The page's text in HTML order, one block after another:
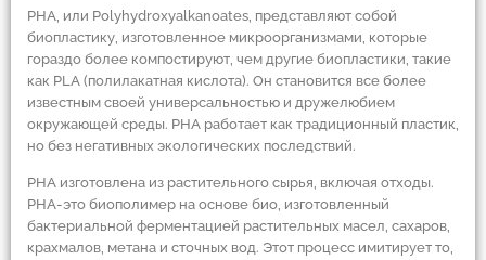
PHA, или Polyhydroxyalkanoates, представляют собой
биопластику, изготовленное микроорганизмами, которые
гораздо более компостируют, чем другие биопластики, такие
как PLA (полилакатная кислота). Он становится все более
известным своей универсальностью и дружелюбием
окружающей среды. PHA работает как традиционный пластик,
но без негативных экологических последствий.
PHA изготовлена ​​из растительного сырья, включая отходы.
PHA-это биополимер на основе био, изготовленный
бактериальной ферментацией растительных масел, сахаров,
крахмалов, метана и сточных вод. Этот процесс имитирует то,